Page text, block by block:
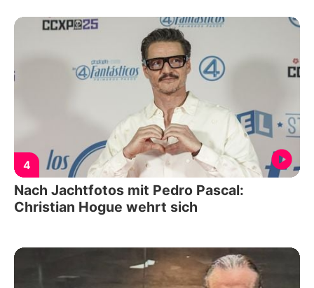
4
Nach Jachtfotos mit Pedro Pascal:
Christian Hogue wehrt sich